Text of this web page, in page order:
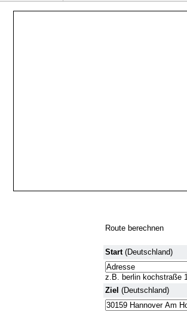
Route berechnen
Start(Deutschland)
z.B. berlin kochstraße
Ziel (Deutschland)